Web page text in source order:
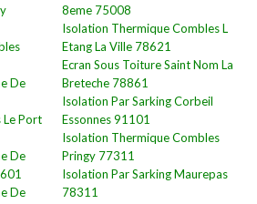
De
Le Port
De
De
8eme 75008
Isolation Thermique Combles L
Etang La Ville 78621
Ecran Sous Toiture Saint Nom La
Breteche 78861
Isolation Par Sarking Corbeil
Essonnes 91101
Isolation Thermique Combles
Pringy 77311
Isolation Par Sarking Maurepas
78311